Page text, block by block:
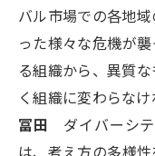
バル市場での各地
った様々な危機が
る組織から、異質
く組織に変わらなけ
冨田 ダイバーシテ
は、考え方の多様